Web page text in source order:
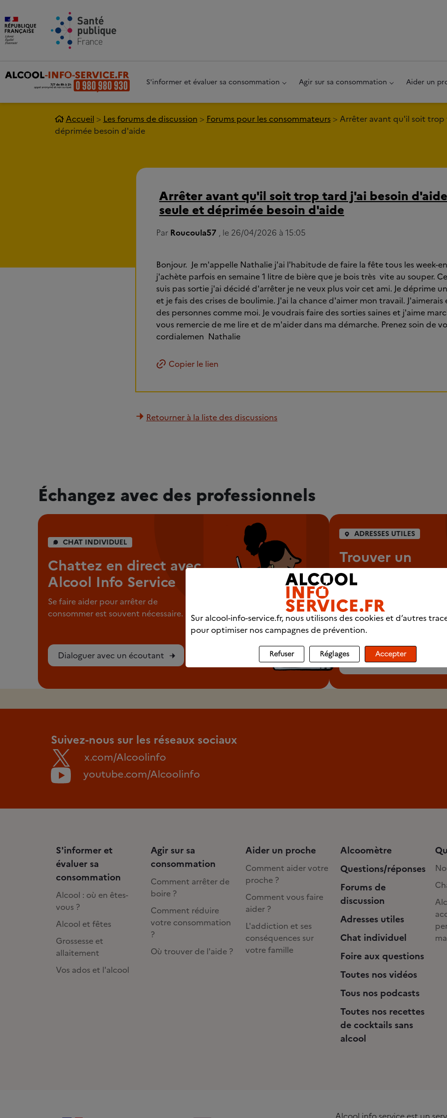
S'informer et évaluer sa consommation Agir sur sa consommation Aider un
Accueil Les forums de discussion Forums pour les consommateurs
Arrêter avant qu'il soit trop
déprimée besoin d'aide
Arrêter avant qu'il soit trop tard j'ai besoin
seule et déprimée besoin d'aide
Par Roucoula57 , le 26/04/2026 à 15:05
Bonjour. Je m'appelle Nathalie j'ai l'habitude de faire la fête tous les week-
j'achète parfois en semaine 1 litre de bière que je bois très vite au souper.
suis pas sortie j'ai décidé d'arrêter je ne veux plus voir cet ami. Je déprime
et je fais des crises de boulimie. J'ai la chance d'aimer mon travail. J'aimerais
des personnes comme moi. Je voudrais faire des sorties saines et j'aime
vous remercie de me lire et de m'aider dans ma démarche. Prenez soin de
cordialemen Nathalie
Copier le lien
Retourner à la liste des discussions
Échangez avec des professionnels
CHAT INDIVIDUEL
Chattez en direct avec
Alcool Info Service
Se faire aider pour arrêter de
consommer est souvent nécessaire.
Dialoguer avec un écoutant
ADRESSES UTILES
Trouver un
professionnel
chez vous
Se faire aider pour arrêter de
consommer est souvent
Commencer ma recherche
Suivez-nous sur les réseaux sociaux
x.com/Alcoolinfo
youtube.com/Alcoolinfo
S'informer et
évaluer sa
consommation
Alcool : où en êtes-
vous ?
Alcool et fêtes
Grossesse et
allaitement
Vos ados et l'alcool
Agir sur sa
consommation
Comment arrêter de
boire ?
Comment réduire
votre consommation
?
Où trouver de l'aide ?
Aider un proche
Comment aider votre
proche ?
Comment vous faire
aider ?
L'addiction et ses
conséquences sur
votre famille
Alcoomètre
Questions/réponses
Forums de
discussion
Adresses utiles
Chat individuel
Foire aux questions
Toutes nos vidéos
Tous nos podcasts
Toutes nos recettes
de cocktails sans
alcool
Sur alcool-info-service.fr, nous utilisons des cookies et d’autres
pour optimiser nos campagnes de prévention.
Refuser Réglages Accepter